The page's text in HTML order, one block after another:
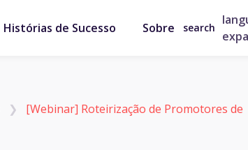
Histórias de Sucesso Sobre search
❯ [Webinar] Roteirização de Promotores de